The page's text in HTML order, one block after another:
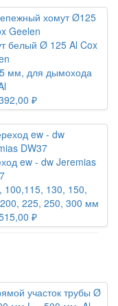
белый Ø 125 Al Cox
мм, для дымохода
₽
ew - dw Jeremias
100,115, 130, 150,
225, 250, 300 мм
₽